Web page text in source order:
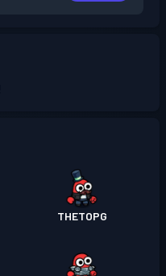
THETOPG